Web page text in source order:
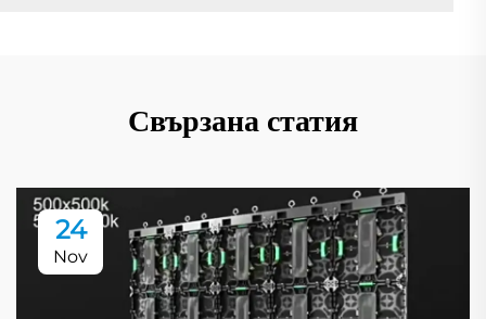
Свързана статия
24
Nov